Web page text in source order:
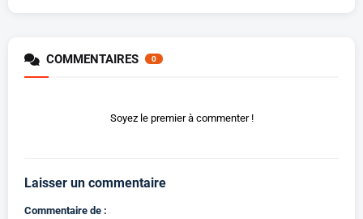
COMMENTAIRES 0
Soyez le premier à commenter !
Laisser un commentaire
Commentaire de :